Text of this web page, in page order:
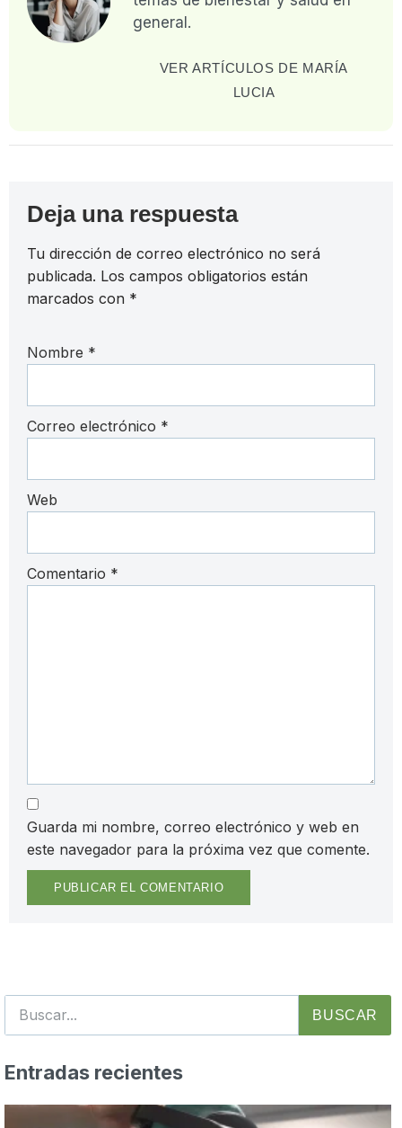
general.
VER ARTÍCULOS DE MARÍA
LUCIA
Deja una respuesta
Tu dirección de correo electrónico no será
publicada. Los campos obligatorios están
marcados con *
Nombre *
Correo electrónico *
Web
Comentario *
Guarda mi nombre, correo electrónico y web en
este navegador para la próxima vez que comente.
BUSCAR
Entradas recientes